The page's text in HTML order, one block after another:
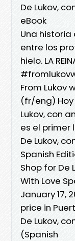
De Lukov,
eBook
Una
entre los
hielo. LA
From Lukov
(fr/eng)
Lukov, con
es el primer
De Lukov,
Spanish
Shop for De
With Love
January 17,
price in
De Lukov,
(Spanish